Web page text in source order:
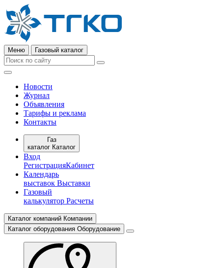
Меню Газовый каталог
Новости
Журнал
Объявления
Тарифы и реклама
Контакты
Газ
каталог Каталог
Вход
РегистрацияКабинет
Календарь
выставок Выставки
Газовый
калькулятор Расчеты
Каталог компаний Компании
Каталог оборудования Оборудование